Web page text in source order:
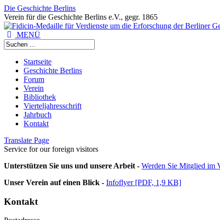
Die Geschichte Berlins
Verein für die Geschichte Berlins e.V., gegr. 1865
MENÜ
Startseite
Geschichte Berlins
Forum
Verein
Bibliothek
Vierteljahresschrift
Jahrbuch
Kontakt
Translate Page
Service for our foreign visitors
Unterstützen Sie uns und unsere Arbeit - Werden Sie Mitglied im
Unser Verein auf einen Blick - Infoflyer [PDF, 1,9 KB]
Kontakt